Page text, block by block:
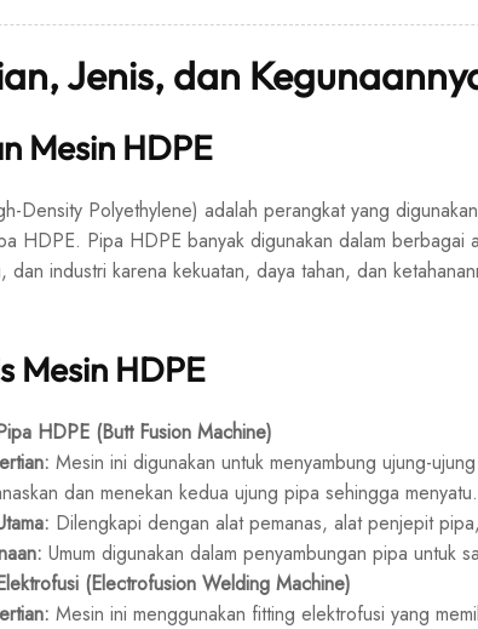
Jenis, dan
Mesin HDPE
Density Polyethylene) adalah perangkat yang
HDPE. Pipa HDPE banyak digunakan dalam berbagai
dan industri karena kekuatan, daya tahan, dan
Mesin HDPE
HDPE (Butt Fusion Machine)
Mesin ini digunakan untuk menyambung ujung-
dan menekan kedua ujung pipa sehingga menyatu.
Dilengkapi dengan alat pemanas, alat penjepit
Umum digunakan dalam penyambungan pipa untuk
(Electrofusion Welding Machine)
Mesin ini menggunakan fitting elektrofusi yang